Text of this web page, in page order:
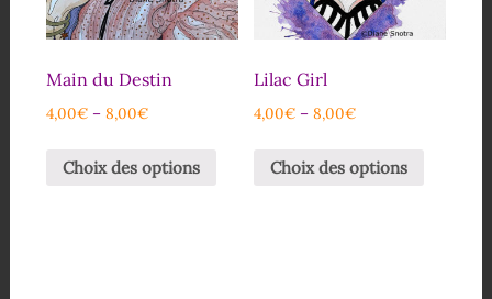
Main du Destin
4,00€– 8,00€
Choix des options
Lilac Girl
4,00€ –8,00€
Choix des options